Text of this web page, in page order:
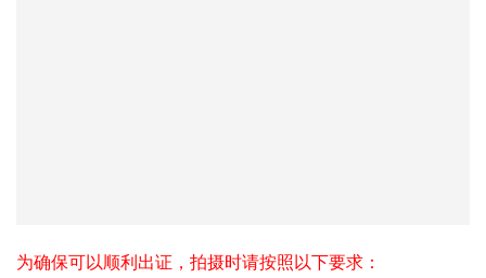
为确保可以顺利出证，拍摄时请按照以下要求：